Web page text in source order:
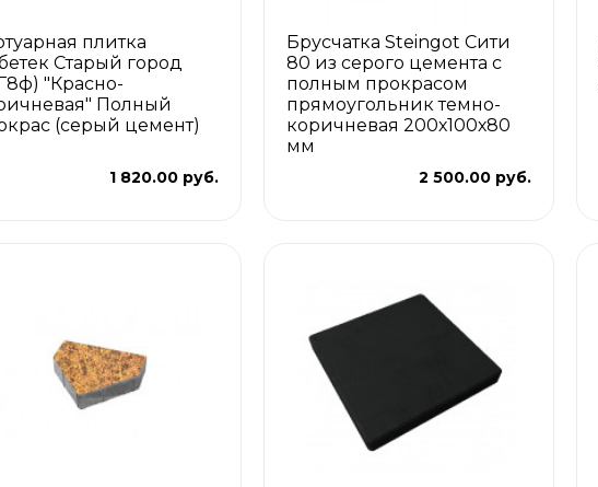
плитка
Старый город
"Красно-
Полный
(серый цемент)
1 820.00 руб.
Брусчатка Steingot Сити
80 из серого цемента с
полным прокрасом
прямоугольник темно-
коричневая 200х100х80
мм
2 500.00 руб.